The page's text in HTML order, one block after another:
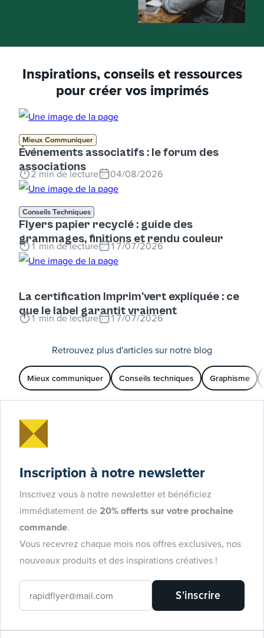
Inspirations, conseils et ressources
pour créer vos imprimés
Mieux Communiquer
Événements associatifs : le forum des
associations
2 min de lecture 04/08/2026
Conseils Techniques
Flyers papier recyclé : guide des
grammages, finitions et rendu couleur
1 min de lecture 17/07/2026
La certification Imprim'vert expliquée : ce
que le label garantit vraiment
1 min de lecture 17/07/2026
Retrouvez plus d'articles sur notre blog
Mieux communiquer Conseils techniques Graphisme
Inscription à notre newsletter
Inscrivez vous à notre newsletter et bénéficiez
immédiatement de 20% offerts sur votre prochaine
commande.
Vous recevrez chaque mois nos offres exclusives, nos
nouveaux produits et des inspirations créatives !
S'inscrire